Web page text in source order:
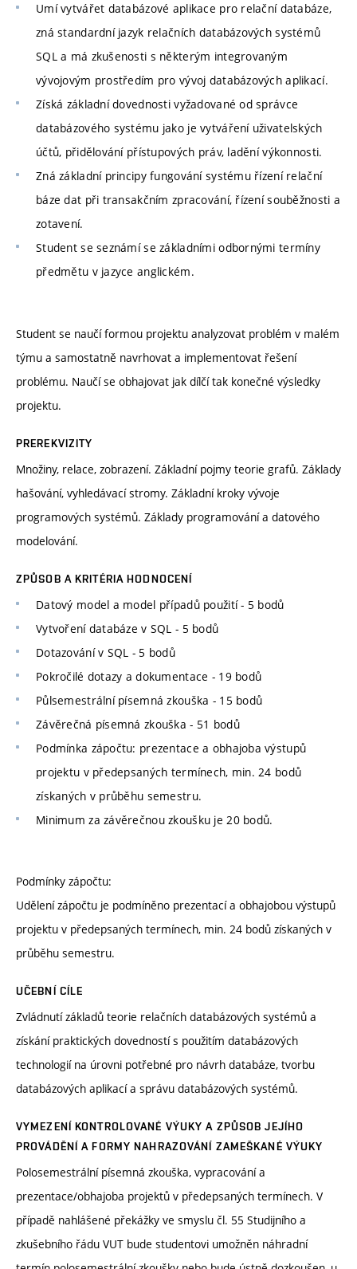
Umí vytvářet databázové aplikace pro relační databáze,
zná standardní jazyk relačních databázových systémů
SQL a má zkušenosti s některým integrovaným
vývojovým prostředím pro vývoj databázových aplikací.
Získá základní dovednosti vyžadované od správce
databázového systému jako je vytváření uživatelských
účtů, přidělování přístupových práv, ladění výkonnosti.
Zná základní principy fungování systému řízení relační
báze dat při transakčním zpracování, řízení souběžnosti a
zotavení.
Student se seznámí se základními odbornými termíny
předmětu v jazyce anglickém.
Student se naučí formou projektu analyzovat problém v malém
týmu a samostatně navrhovat a implementovat řešení
problému. Naučí se obhajovat jak dílčí tak konečné výsledky
projektu.
PREREKVIZITY
Množiny, relace, zobrazení. Základní pojmy teorie grafů. Základy
hašování, vyhledávací stromy. Základní kroky vývoje
programových systémů. Základy programování a datového
modelování.
ZPŮSOB A KRITÉRIA HODNOCENÍ
Datový model a model případů použití - 5 bodů
Vytvoření databáze v SQL - 5 bodů
Dotazování v SQL - 5 bodů
Pokročilé dotazy a dokumentace - 19 bodů
Půlsemestrální písemná zkouška - 15 bodů
Závěrečná písemná zkouška - 51 bodů
Podmínka zápočtu: prezentace a obhajoba výstupů
projektu v předepsaných termínech, min. 24 bodů
získaných v průběhu semestru.
Minimum za závěrečnou zkoušku je 20 bodů.
Podmínky zápočtu:
Udělení zápočtu je podmíněno prezentací a obhajobou výstupů
projektu v předepsaných termínech, min. 24 bodů získaných v
průběhu semestru.
UČEBNÍ CÍLE
Zvládnutí základů teorie relačních databázových systémů a
získání praktických dovedností s použitím databázových
technologií na úrovni potřebné pro návrh databáze, tvorbu
databázových aplikací a správu databázových systémů.
VYMEZENÍ KONTROLOVANÉ VÝUKY A ZPŮSOB JEJÍHO
PROVÁDĚNÍ A FORMY NAHRAZOVÁNÍ ZAMEŠKANÉ VÝUKY
Polosemestrální písemná zkouška, vypracování a
prezentace/obhajoba projektů v předepsaných termínech. V
případě nahlášené překážky ve smyslu čl. 55 Studijního a
zkušebního řádu VUT bude studentovi umožněn náhradní